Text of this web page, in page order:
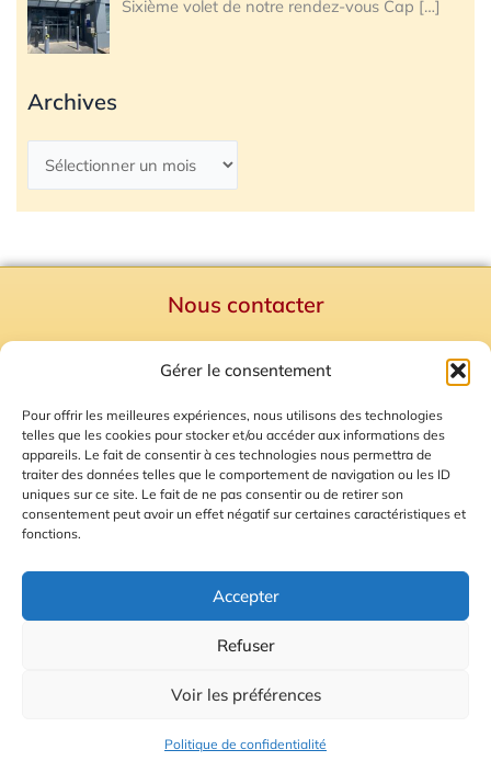
Gérer le consentement
Pour offrir les meilleures expériences, nous utilisons des technologies
telles que les cookies pour stocker et/ou accéder aux informations des
appareils. Le fait de consentir à ces technologies nous permettra de
traiter des données telles que le comportement de navigation ou les ID
uniques sur ce site. Le fait de ne pas consentir ou de retirer son
consentement peut avoir un effet négatif sur certaines caractéristiques et
fonctions.
Accepter
Refuser
Voir les préférences
Politique de confidentialité
Sixième volet de notre rendez-vous Cap […]
Archives
Nous contacter
Mentions Légales
Plan du site
Gestion des Cookies
© 2026 Radio Calade